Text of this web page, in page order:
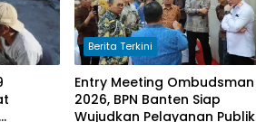
Berita Terkini
Entry Meeting Ombudsman
2026, BPN Banten Siap
Wujudkan Pelayanan Publik